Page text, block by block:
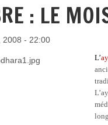
: LE
2008 - 22:00
L’